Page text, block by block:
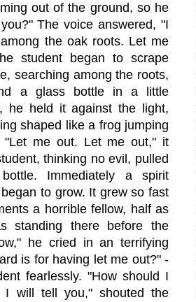
out of the ground, so he
The voice answered, "I
the oak roots. Let me
student began to scrape
searching among the roots,
a glass bottle in a little
he held it against the light,
shaped like a frog jumping
"Let me out. Let me out," it
thinking no evil, pulled
Immediately a spirit
to grow. It grew so fast
a horrible fellow, half as
standing there before the
he cried in an terrifying
is for having let me out?" -
fearlessly. "How should I
I will tell you," shouted the